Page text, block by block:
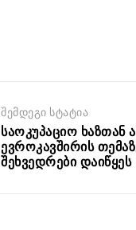
შემდეგი სტატია
საოკუპაციო ხაზთან
ევროკავშირის
შეხვედრები დაიწყეს